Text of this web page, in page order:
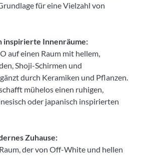
für eine Vielzahl von
inspirierte Innenräume:
auf einen Raum mit hellem,
Shoji-Schirmen und
durch Keramiken und Pflanzen.
mühelos einen ruhigen,
oder japanisch inspirierten
Zuhause:
der von Off-White und hellen